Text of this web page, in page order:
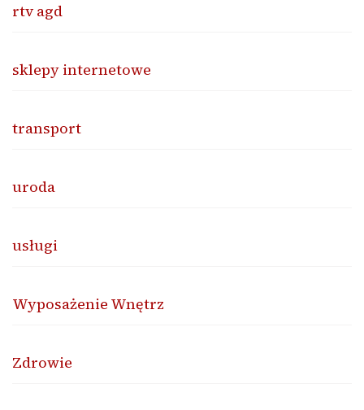
rtv agd
sklepy internetowe
transport
uroda
usługi
Wyposażenie Wnętrz
Zdrowie